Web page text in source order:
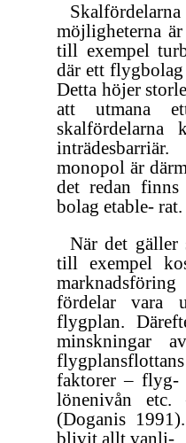
möjligheterna
till exempel
där ett
Detta höjer
att utmana
skalfördelarna
monopol är
det redan
bolag etable- rat.
När det gäller
till exempel
fördelar vara
flygplan.
minskningar
faktorer – flyg-
lönenivån
(Doganis
blivit allt vanli-